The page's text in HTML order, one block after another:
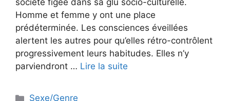
société figée dans sa glu socio-culturelle.
Homme et femme y ont une place
prédéterminée. Les consciences éveillées
alertent les autres pour qu’elles rétro-contrôlent
progressivement leurs habitudes. Elles n’y
parviendront … Lire la suite
Catégories
Sexe/Genre